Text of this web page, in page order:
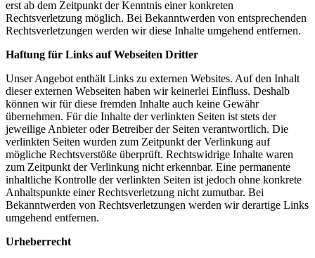
erst ab dem Zeitpunkt der Kenntnis einer konkreten
Rechtsverletzung möglich. Bei Bekanntwerden von entsprechenden
Rechtsverletzungen werden wir diese Inhalte umgehend entfernen.
Haftung für Links auf Webseiten Dritter
Unser Angebot enthält Links zu externen Websites. Auf den Inhalt
dieser externen Webseiten haben wir keinerlei Einfluss. Deshalb
können wir für diese fremden Inhalte auch keine Gewähr
übernehmen. Für die Inhalte der verlinkten Seiten ist stets der
jeweilige Anbieter oder Betreiber der Seiten verantwortlich. Die
verlinkten Seiten wurden zum Zeitpunkt der Verlinkung auf
mögliche Rechtsverstöße überprüft. Rechtswidrige Inhalte waren
zum Zeitpunkt der Verlinkung nicht erkennbar. Eine permanente
inhaltliche Kontrolle der verlinkten Seiten ist jedoch ohne konkrete
Anhaltspunkte einer Rechtsverletzung nicht zumutbar. Bei
Bekanntwerden von Rechtsverletzungen werden wir derartige Links
umgehend entfernen.
Urheberrecht